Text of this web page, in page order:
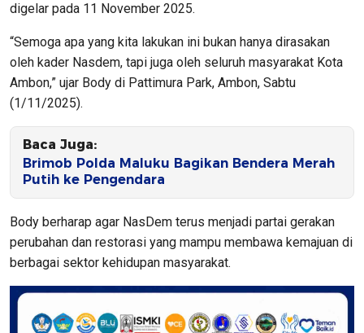
digelar pada 11 November 2025.
“Semoga apa yang kita lakukan ini bukan hanya dirasakan
oleh kader Nasdem, tapi juga oleh seluruh masyarakat Kota
Ambon,” ujar Body di Pattimura Park, Ambon, Sabtu
(1/11/2025).
Baca Juga:
Brimob Polda Maluku Bagikan Bendera Merah
Putih ke Pengendara
Body berharap agar NasDem terus menjadi partai gerakan
perubahan dan restorasi yang mampu membawa kemajuan di
berbagai sektor kehidupan masyarakat.